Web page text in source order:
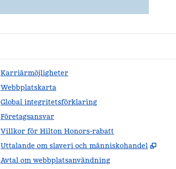
Karriärmöjligheter
Webbplatskarta
Global integritetsförklaring
Företagsansvar
Villkor för Hilton Honors-rabatt
Uttalande om slaveri och människohandel
,
Avtal om webbplatsanvändning